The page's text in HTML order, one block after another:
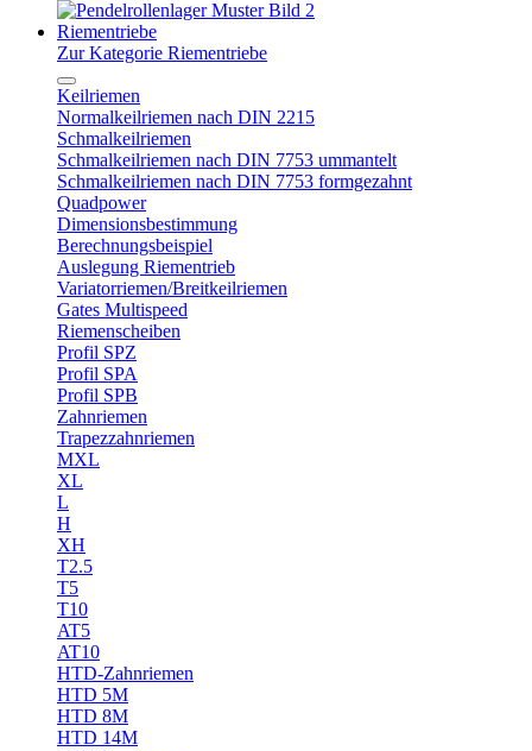
Riementriebe
Zur Kategorie Riementriebe
Keilriemen
Normalkeilriemen nach DIN 2215
Schmalkeilriemen
Schmalkeilriemen nach DIN 7753 ummantelt
Schmalkeilriemen nach DIN 7753 formgezahnt
Quadpower
Dimensionsbestimmung
Berechnungsbeispiel
Auslegung Riementrieb
Variatorriemen/Breitkeilriemen
Gates Multispeed
Riemenscheiben
Profil SPZ
Profil SPA
Profil SPB
Zahnriemen
Trapezzahnriemen
MXL
XL
L
H
XH
T2.5
T5
T10
AT5
AT10
HTD-Zahnriemen
HTD 5M
HTD 8M
HTD 14M